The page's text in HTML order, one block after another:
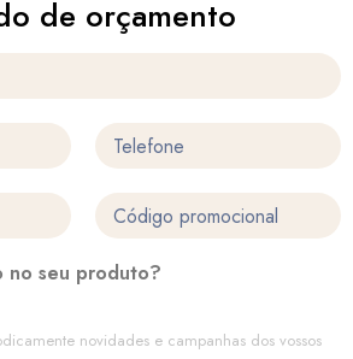
de orçamento
no seu produto?
novidades e campanhas dos vossos